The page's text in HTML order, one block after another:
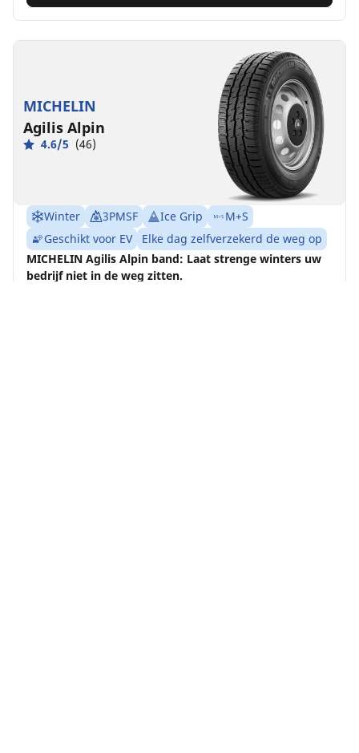
MICHELIN
Agilis Alpin
4.6/5 (46)
Winter 3PMSF Ice Grip
M+S
Geschikt voor EV
Elke dag zelfverzekerd de weg op
MICHELIN Agilis Alpin band: Laat strenge winters uw
bedrijf niet in de weg zitten.